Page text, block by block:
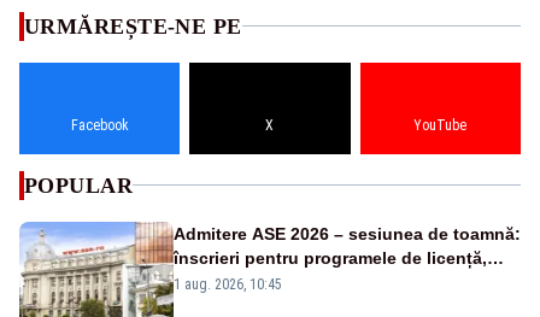
URMĂREȘTE-NE PE
Facebook X YouTube
POPULAR
Admitere ASE 2026 – sesiunea de toamnă:
înscrieri pentru programele de licență,
masterat și doctorat
1 aug. 2026, 10:45